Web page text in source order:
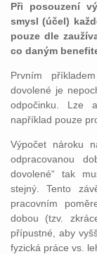
Při posouzení
smysl (účel)
pouze dle
co daným
Prvním
dovolené je
odpočinku. Lze
například pouze
Výpočet nároku
odpracovanou
dovolené“ tak
stejný. Tento
pracovním
dobou (tzv.
přípustné, aby
fyzická práce vs.